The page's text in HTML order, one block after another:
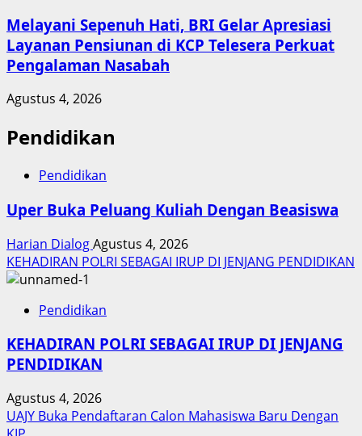
Melayani Sepenuh Hati, BRI Gelar Apresiasi
Layanan Pensiunan di KCP Telesera Perkuat
Pengalaman Nasabah
Agustus 4, 2026
Pendidikan
Pendidikan
Uper Buka Peluang Kuliah Dengan Beasiswa
Harian DialogAgustus 4, 2026
KEHADIRAN POLRI SEBAGAI IRUP DI JENJANG PENDIDIKAN
Pendidikan
KEHADIRAN POLRI SEBAGAI IRUP DI JENJANG
PENDIDIKAN
Agustus 4, 2026
UAJY Buka Pendaftaran Calon Mahasiswa Baru Dengan